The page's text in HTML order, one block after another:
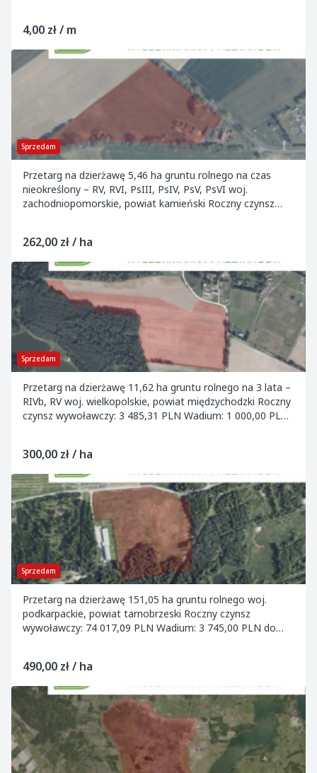
4,00 zł / m
Sprzedam
Przetarg na dzierżawę 5,46 ha gruntu rolnego na czas
nieokreślony – RV, RVI, PsIII, PsIV, PsV, PsVI woj.
zachodniopomorskie, powiat kamieński Roczny czynsz
262,00 zł / ha
Sprzedam
Przetarg na dzierżawę 11,62 ha gruntu rolnego na 3 lata –
RIVb, RV woj. wielkopolskie, powiat międzychodzki Roczny
czynsz wywoławczy: 3 485,31 PLN Wadium: 1 000,00 PLN
300,00 zł / ha
Sprzedam
Przetarg na dzierżawę 151,05 ha gruntu rolnego woj.
podkarpackie, powiat tarnobrzeski Roczny czynsz
wywoławczy: 74 017,09 PLN Wadium: 3 745,00 PLN do
490,00 zł / ha